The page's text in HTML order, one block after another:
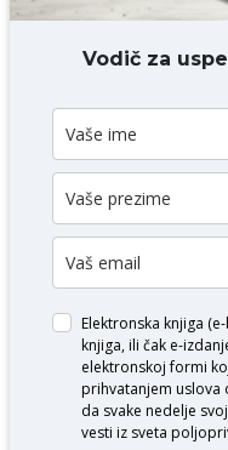
Vodič za
Elektronska knjiga
knjiga, ili čak e-
elektronskoj formi
prihvatanjem uslova
da svake nedelje
vesti iz sveta